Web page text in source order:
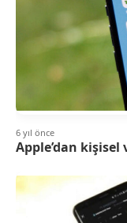
6 yıl önce
Apple’dan